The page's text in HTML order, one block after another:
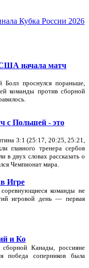
Кубка России 2026
начала матч
Болл проснулся пораньше,
команды против сборной
с Польшей - это
3:1 (25:17, 20:25, 25:21,
главного тренера сербов
в двух словах рассказать о
Чемпионат мира.
Игре
команды не
игровой день — первая
и Ко
Канады, россияне
победа соперников была